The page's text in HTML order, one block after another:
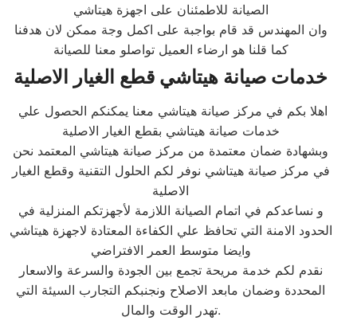
الصيانة للاطمئنان على اجهزة هيتاشي
وان المهندس قد قام بواجبة على اكمل وجة ممكن لان هدفنا
كما قلنا هو ارضاء العميل تواصلو معنا للصيانة
خدمات صيانة هيتاشي قطع الغيار الاصلية
خدمات صيانة هيتاشي بقطع الغيار الاصلية
وبشهادة ضمان معتمدة من مركز صيانة هيتاشي المعتمد نحن
في مركز صيانة هيتاشي نوفر لكم الحلول التقنية وقطع الغيار
الاصلية
و نساعدكم في اتمام الصيانة اللازمة لأجهزتكم المنزلية في
الحدود الامنة التي تحافظ علي الكفاءة المعتادة لاجهزة هيتاشي
وايضا متوسط العمر الافتراضي
نقدم لكم خدمة مريحة تجمع بين الجودة والسرعة والاسعار
المحددة وضمان مابعد الاصلاح ونجنبكم التجارب السيئة التي
تهدر الوقت والمال.